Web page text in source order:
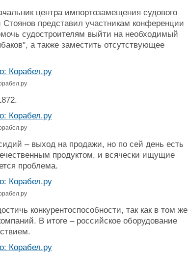
центра импортозамещения судового
представил участникам конференции
судостроителям выйти на необходимый
а также заместить отсутствующее
– выход на продажи, но по сей день есть
продуктом, и всячески ищущие
проблема.
конкурентоспособности, так как в том же
В итоге – российское оборудование